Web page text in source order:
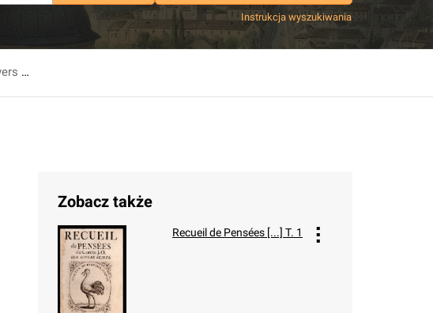
Instrukcja wyszukiwania
Recueil de Pensées du Comte J.O. Sur Divers Sujets. T. 1
Zobacz także
Recueil de Pensées [...] T. 1